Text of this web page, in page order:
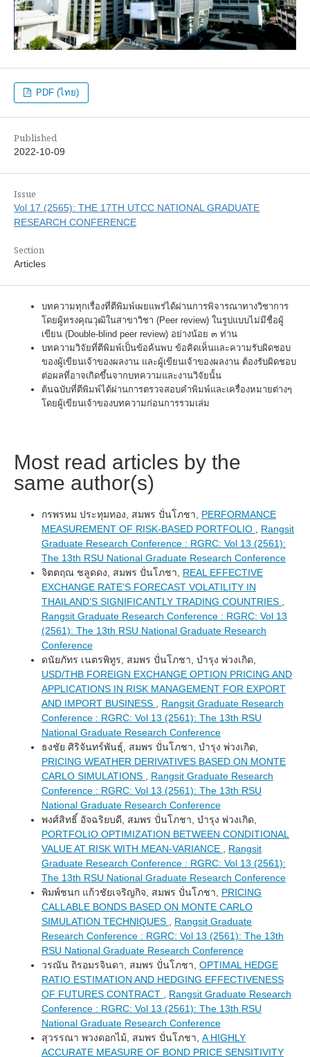
PDF (ไทย)
Published
2022-10-09
Issue
Vol 17 (2565): THE 17TH UTCC NATIONAL GRADUATE
RESEARCH CONFERENCE
Section
Articles
บทความทุกเรื่องที่ตีพิมพ์เผยแพร่ได้ผ่านการพิจารณาทางวิชาการ
โดยผู้ทรงคุณวุฒิในสาขาวิชา (Peer review) ในรูปแบบไม่มีชื่อผู้
เขียน (Double-blind peer review) อย่างน้อย ๓ ท่าน
บทความวิจัยที่ตีพิมพ์เป็นข้อค้นพบ ข้อคิดเห็นและความรับผิดชอบ
ของผู้เขียนเจ้าของผลงาน และผู้เขียนเจ้าของผลงาน ต้องรับผิดชอบ
ต่อผลที่อาจเกิดขึ้นจากบทความและงานวิจัยนั้น
ต้นฉบับที่ตีพิมพ์ได้ผ่านการตรวจสอบคำพิมพ์และเครื่องหมายต่างๆ
โดยผู้เขียนเจ้าของบทความก่อนการรวมเล่ม
Most read articles by the
same author(s)
กรพรหม ประทุมทอง, สมพร ปั่นโภชา, PERFORMANCE
MEASUREMENT OF RISK-BASED PORTFOLIO
Rangsit
Graduate Research Conference : RGRC: Vol 13 (2561):
The 13th RSU National Graduate Research Conference
จิตตฤณ ชลูดดง, สมพร ปั่นโภชา, REAL EFFECTIVE
EXCHANGE RATE’S FORECAST VOLATILITY IN
THAILAND’S SIGNIFICANTLY TRADING COUNTRIES
Rangsit Graduate Research Conference : RGRC: Vol 13
(2561): The 13th RSU National Graduate Research
Conference
ดนัยภัทร เนตรพิทูร, สมพร ปั่นโภชา, บำรุง พ่วงเกิด,
USD/THB FOREIGN EXCHANGE OPTION PRICING AND
APPLICATIONS IN RISK MANAGEMENT FOR EXPORT
AND IMPORT BUSINESS
Rangsit Graduate Research
Conference : RGRC: Vol 13 (2561): The 13th RSU
National Graduate Research Conference
ธงชัย ศิริจันทร์พันธุ์, สมพร ปั่นโภชา, บำรุง พ่วงเกิด,
PRICING WEATHER DERIVATIVES BASED ON MONTE
CARLO SIMULATIONS
Rangsit Graduate Research
Conference : RGRC: Vol 13 (2561): The 13th RSU
National Graduate Research Conference
พงศ์สิทธิ์ อัจฉริยบดี, สมพร ปั่นโภชา, บำรุง พ่วงเกิด,
PORTFOLIO OPTIMIZATION BETWEEN CONDITIONAL
VALUE AT RISK WITH MEAN-VARIANCE
Rangsit
Graduate Research Conference : RGRC: Vol 13 (2561):
The 13th RSU National Graduate Research Conference
พิมพ์ชนก แก้วชัยเจริญกิจ, สมพร ปั่นโภชา, PRICING
CALLABLE BONDS BASED ON MONTE CARLO
SIMULATION TECHNIQUES
Rangsit Graduate
Research Conference : RGRC: Vol 13 (2561): The 13th
RSU National Graduate Research Conference
วรณัน ถิรอมรจินดา, สมพร ปั่นโภชา, OPTIMAL HEDGE
RATIO ESTIMATION AND HEDGING EFFECTIVENESS
OF FUTURES CONTRACT
Rangsit Graduate Research
Conference : RGRC: Vol 13 (2561): The 13th RSU
National Graduate Research Conference
สุวรรณา พวงดอกไม้, สมพร ปั่นโภชา, A HIGHLY
ACCURATE MEASURE OF BOND PRICE SENSITIVITY